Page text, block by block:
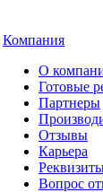
Компания
О
Готовые
Партнеры
Отзывы
Карьера
Вопрос